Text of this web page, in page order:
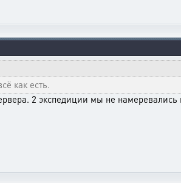
как есть.
2 экспедиции мы не